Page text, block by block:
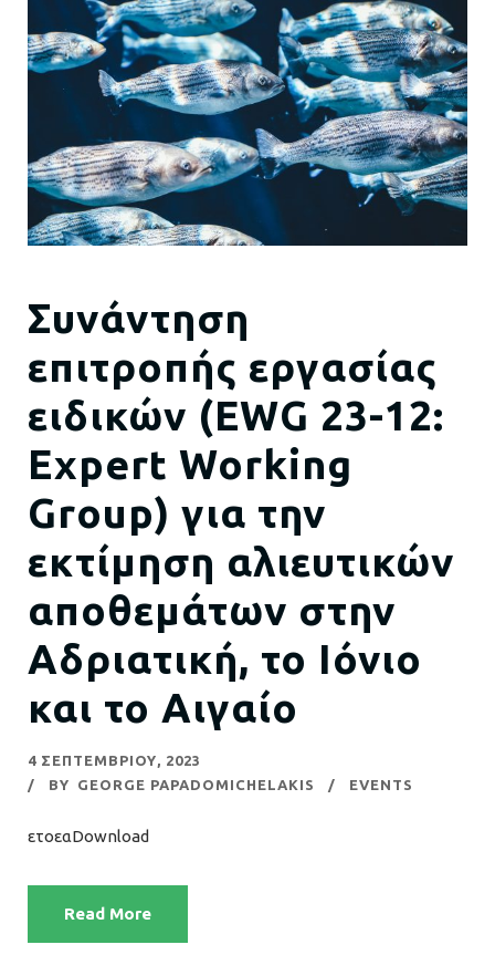
Συνάντηση
επιτροπής εργασίας
ειδικών (EWG 23-12:
Expert Working
Group) για την
εκτίμηση αλιευτικών
αποθεμάτων στην
Αδριατική, το Ιόνιο
και το Αιγαίο
4 ΣΕΠΤΕΜΒΡΊΟΥ, 2023
BY
GEORGE PAPADOMICHELAKIS EVENTS
ετοεαDownload
Read More